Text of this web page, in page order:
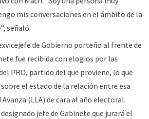
mis conversaciones en el ámbito de la
señaló.
de Gobierno porteño al frente de
fue recibida con elogios por las
PRO, partido del que proviene, lo que
el estado de la relación entre esa
(LLA) de cara al año electoral.
jefe de Gabinete que jurará el